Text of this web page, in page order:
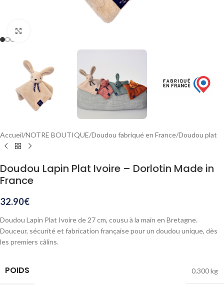
Accueil/NOTRE BOUTIQUE/Doudou fabriqué en France/Doudou plat
Doudou Lapin Plat Ivoire – Dorlotin Made in
France
32.90€
Doudou Lapin Plat Ivoire de 27 cm, cousu à la main en Bretagne.
Douceur, sécurité et fabrication française pour un doudou unique, dès
les premiers câlins.
POIDS 0.300 kg